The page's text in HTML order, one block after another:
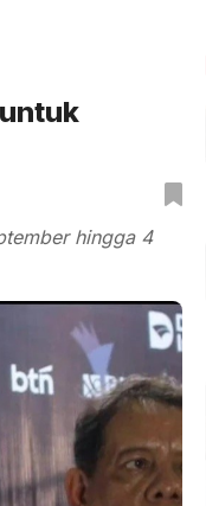
hingga 4